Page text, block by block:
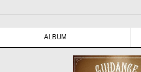
ALBUM